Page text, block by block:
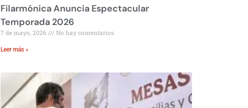
Filarmónica Anuncia Espectacular
Temporada 2026
7 de mayo, 2026 No hay comentarios
Leer más »